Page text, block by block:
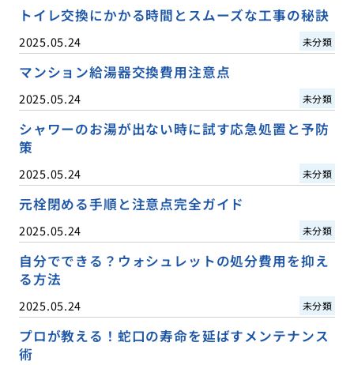
トイレ交換にかかる時間とスムーズな工事の秘訣
2025.05.24 未分類
マンション給湯器交換費用注意点
2025.05.24 未分類
シャワーのお湯が出ない時に試す応急処置と予防
策
2025.05.24 未分類
元栓閉める手順と注意点完全ガイド
2025.05.24 未分類
自分でできる？ウォシュレットの処分費用を抑え
る方法
2025.05.24 未分類
プロが教える！蛇口の寿命を延ばすメンテナンス
術